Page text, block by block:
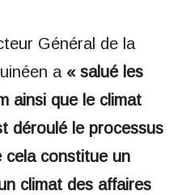
Général de la
a« salué les
ainsi que le climat
déroulé le processus
cela constitue un
climat des affaires